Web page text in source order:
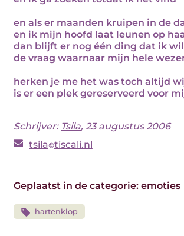
en als er maanden kruipen in de
en ik mijn hoofd laat leunen op
dan blijft er nog één ding dat ik
de vraag waarnaar mijn hele
herken je me het was toch altijd
is er een plek gereserveerd voor
Schrijver: Tsila, 23 augustus 2006
tsila tiscali.nl
Geplaatst in de categorie: emoties
hartenklop